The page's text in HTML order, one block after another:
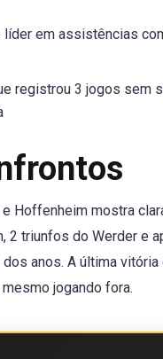
em assistências
registrou 3 jogos sem
Hoffenheim mostra
triunfos do Werder e
anos. A última
jogando fora.